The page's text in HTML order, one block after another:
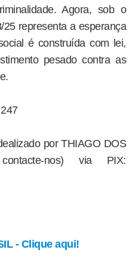
Agora, sob o
representa a esperança
é construída com lei,
pesado contra as
por THIAGO DOS
nos) via PIX:
- Clique aqui!